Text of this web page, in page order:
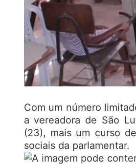
Com um número
a vereadora de São
(23), mais um curso
sociais da parlamentar.